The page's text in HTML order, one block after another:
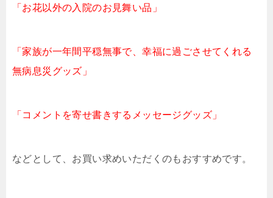
「お花以外の入院のお見舞い品」
「家族が一年間平穏無事で、幸福に過ごさせてくれる
無病息災グッズ」
「コメントを寄せ書きするメッセージグッズ」
などとして、お買い求めいただくのもおすすめです。